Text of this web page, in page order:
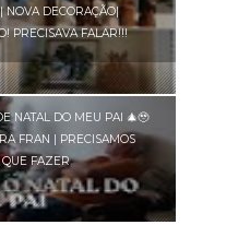
NOVA DECORAÇÃO|
PRECISAVA FALAR!!!
NATAL DO MEU PAI 🎄🥹
FRAN | PRECISAMOS
QUE FAZER